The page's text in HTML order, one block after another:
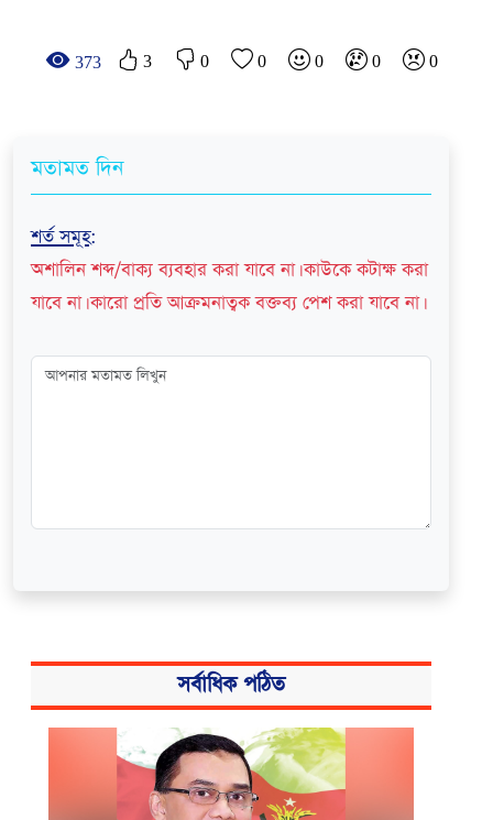
373 3 0 0 0 0 0
মতামত দিন
শর্ত সমূহ:
অশালিন শব্দ/বাক্য ব্যবহার করা যাবে না। কাউকে কটাক্ষ করা
যাবে না। কারো প্রতি আক্রমনাত্বক বক্তব্য পেশ করা যাবে না।
সর্বাধিক পঠিত